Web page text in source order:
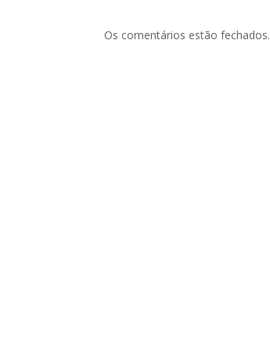
Os comentários estão fechados.